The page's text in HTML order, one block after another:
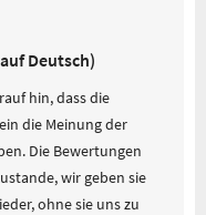
Deutsch)
hin, dass die
die Meinung der
Die Bewertungen
wir geben sie
ohne sie uns zu